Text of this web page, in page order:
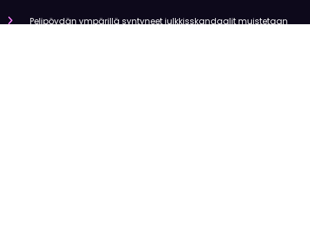
Pelipöydän ympärillä syntyneet julkkisskandaalit muistetaan